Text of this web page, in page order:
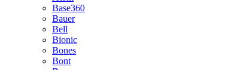
Base360
Bauer
Bell
Bionic
Bones
Bont